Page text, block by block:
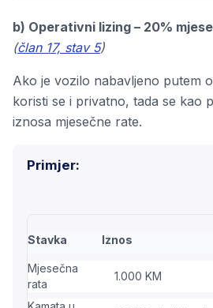
b) Operativni lizing – 20%
(član 17, stav 5)
Ako je vozilo nabavljeno putem
koristi se i privatno, tada se kao
iznosa mjesečne rate.
Primjer:
Stavka Iznos
Mjesečna
rata
1.000 KM